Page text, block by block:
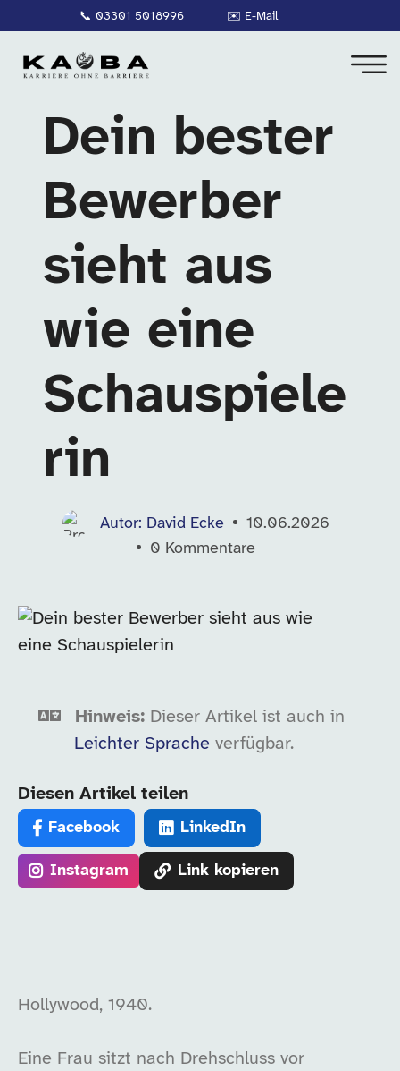
📞 03301 5018996 ✉️ E-Mail
Dein bester
Bewerber
sieht aus
wie eine
Schauspiele
rin
Autor: David Ecke
10.06.2026
0 Kommentare
Hinweis: Dieser Artikel ist auch in
Leichter Sprache verfügbar.
Diesen Artikel teilen
Facebook LinkedIn
Instagram Link kopieren
Hollywood, 1940.
Eine Frau sitzt nach Drehschluss vor